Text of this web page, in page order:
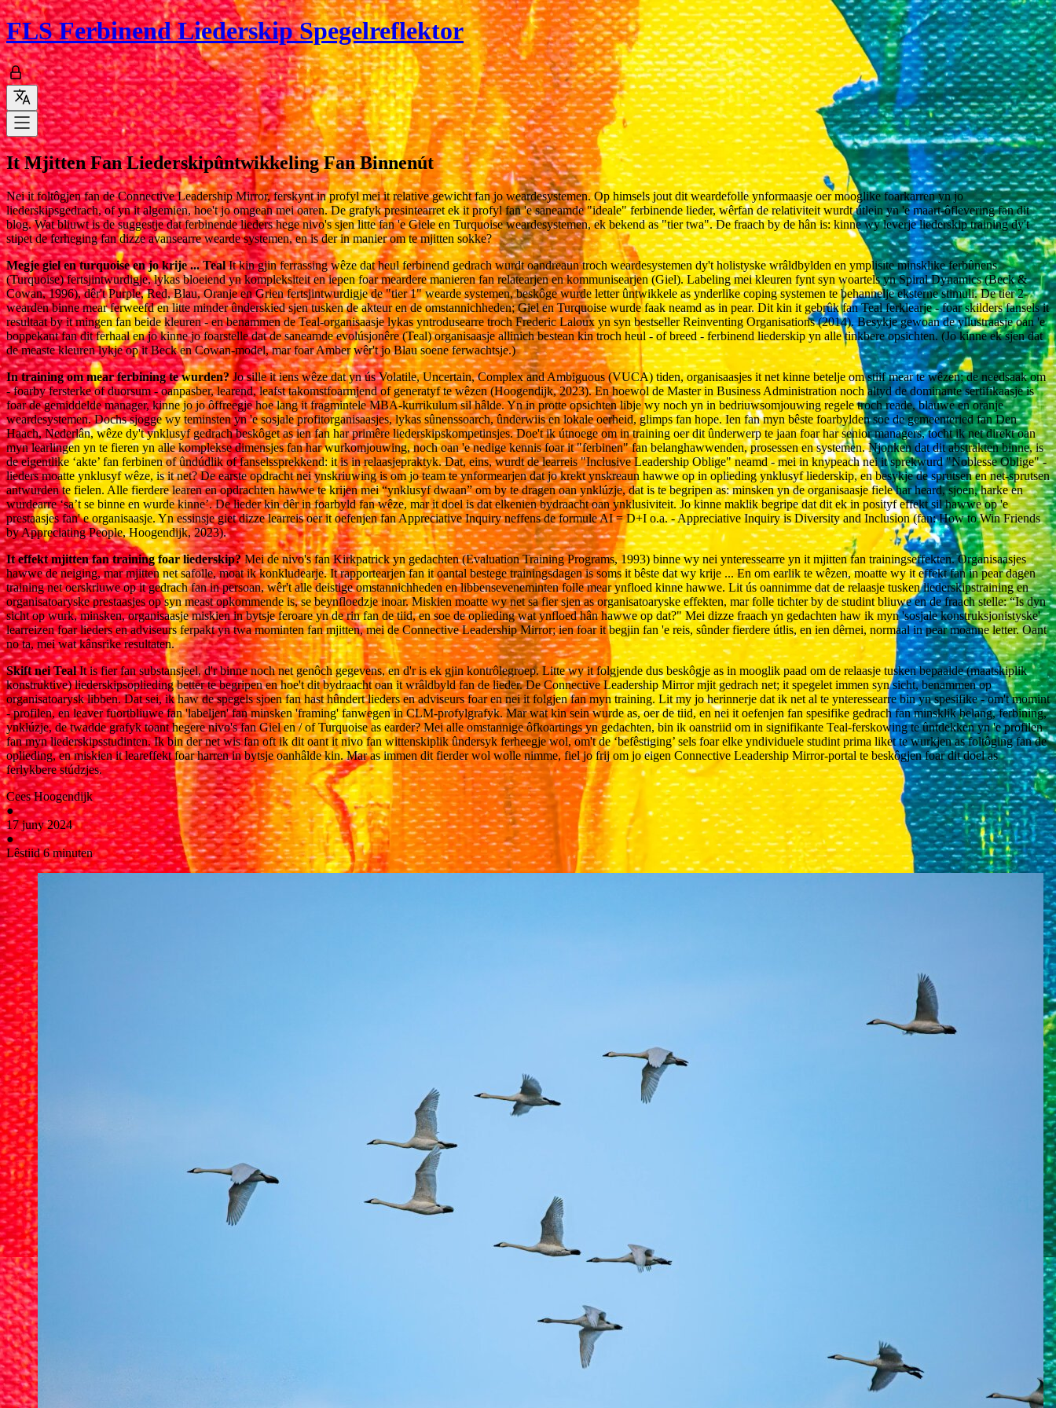
FLSFerbinend Liederskip Spegelreflektor
It Mjitten Fan Liederskipûntwikkeling Fan Binnenút
Nei it foltôgjen fan de Connective Leadership Mirror, ferskynt in profyl mei it relative gewicht fan jo weardesystemen. Op himsels jout dit weardefolle ynformaasje oer mooglike foarkarren yn jo
liederskipsgedrach, of yn it algemien, hoe't jo omgean mei oaren. De grafyk presintearret ek it profyl fan 'e saneamde "ideale" ferbinende lieder, wêrfan de relativiteit wurdt útlein yn 'e maart-ôflevering fan dit
blog. Wat bliuwt is de suggestje dat ferbinende lieders hege nivo's sjen litte fan 'e Giele en Turquoise weardesystemen, ek bekend as "tier twa". De fraach by de hân is: kinne wy ​​leverje liederskip training dy't
stipet de ferheging fan dizze avansearre wearde systemen, en is der in manier om te mjitten sokke?
Megje giel en turquoise en jo krije ... TealIt kin gjin ferrassing wêze dat heul ferbinend gedrach wurdt oandreaun troch weardesystemen dy't holistyske wrâldbylden en ymplisite minsklike ferbûnens
(Turquoise) fertsjintwurdigje, lykas bloeiend yn kompleksiteit en iepen foar meardere manieren fan relatearjen en kommunisearjen (Giel). Labeling mei kleuren fynt syn woartels yn Spiral Dynamics (Beck &
Cowan, 1996), dêr't Purple, Red, Blau, Oranje en Grien fertsjintwurdigje de "tier 1" wearde systemen, beskôge wurde letter ûntwikkele as ynderlike coping systemen te behannelje eksterne stimuli. De tier 2-
wearden binne mear ferweefd en litte minder ûnderskied sjen tusken de akteur en de omstannichheden; Giel en Turquoise wurde faak neamd as in pear. Dit kin it gebrûk fan Teal ferklearje - foar skilders fansels it
resultaat by it mingen fan beide kleuren - en benammen de Teal-organisaasje lykas yntrodusearre troch Frederic Laloux yn syn bestseller Reinventing Organisations (2014). Besykje gewoan de yllustraasje oan 'e
boppekant fan dit ferhaal en jo kinne jo foarstelle dat de saneamde evolúsjonêre (Teal) organisaasje allinich bestean kin troch heul - of breed - ferbinend liederskip yn alle tinkbere opsichten. (Jo kinne ek sjen dat
de measte kleuren lykje op it Beck en Cowan-model, mar foar Amber wêr't jo Blau soene ferwachtsje.)
In training om mear ferbining te wurden?Jo sille it iens wêze dat yn ús Volatile, Uncertain, Complex and Ambiguous (VUCA) tiden, organisaasjes it net kinne betelje om stiif mear te wêzen; de needsaak om
- foarby fersterke of duorsum - oanpasber, learend, leafst takomstfoarmjend of generatyf te wêzen (Hoogendijk, 2023). En hoewol de Master in Business Administration noch altyd de dominante sertifikaasje is
foar de gemiddelde manager, kinne jo jo ôffreegje hoe lang it fragmintele MBA-kurrikulum sil hâlde. Yn in protte opsichten libje wy noch yn in bedriuwsomjouwing regele troch reade, blauwe en oranje
weardesystemen. Dochs sjogge wy teminsten yn 'e sosjale profitorganisaasjes, lykas sûnenssoarch, ûnderwiis en lokale oerheid, glimps fan hope. Ien fan myn bêste foarbylden soe de gemeenteried fan Den
Haach, Nederlân, wêze dy't ynklusyf gedrach beskôget as ien fan har primêre liederskipskompetinsjes. Doe't ik útnoege om in training oer dit ûnderwerp te jaan foar har senior managers, tocht ik net direkt oan
myn learlingen yn te fieren yn alle komplekse dimensjes fan har wurkomjouwing, noch oan 'e nedige kennis foar it "ferbinen" fan belanghawwenden, prosessen en systemen. Njonken dat dit abstrakten binne, is
de eigentlike ‘akte’ fan ferbinen of ûndúdlik of fanselssprekkend: it is in relaasjepraktyk. Dat, eins, wurdt de learreis "Inclusive Leadership Oblige" neamd - mei in knypeach nei it sprekwurd "Noblesse Oblige" -
lieders moatte ynklusyf wêze, is it net? De earste opdracht nei ynskriuwing is om jo team te ynformearjen dat jo krekt ynskreaun hawwe op in oplieding ynklusyf liederskip, en besykje de sprutsen en net-sprutsen
antwurden te fielen. Alle fierdere learen en opdrachten hawwe te krijen mei “ynklusyf dwaan” om by te dragen oan ynklúzje, dat is te begripen as: minsken yn de organisaasje fiele har heard, sjoen, harke en
wurdearre ‘sa’t se binne en wurde kinne’. De lieder kin dêr in foarbyld fan wêze, mar it doel is dat elkenien bydraacht oan ynklusiviteit. Jo kinne maklik begripe dat dit ek in posityf effekt sil hawwe op 'e
prestaasjes fan' e organisaasje. Yn essinsje giet dizze learreis oer it oefenjen fan Appreciative Inquiry neffens de formule AI = D+I o.a. - Appreciative Inquiry is Diversity and Inclusion (fan: How to Win Friends
by Appreciating People, Hoogendijk, 2023).
It effekt mjitten fan training foar liederskip?Mei de nivo's fan Kirkpatrick yn gedachten (Evaluation Training Programs, 1993) binne wy ​​​​nei ynteressearre yn it mjitten fan trainingseffekten. Organisaasjes
hawwe de neiging, mar mjitten net safolle, moat ik konkludearje. It rapportearjen fan it oantal bestege trainingsdagen is soms it bêste dat wy krije ... En om earlik te wêzen, moatte wy it effekt fan in pear dagen
training net oerskriuwe op it gedrach fan in persoan, wêr't alle deistige omstannichheden en libbenseveneminten folle mear ynfloed kinne hawwe. Lit ús oannimme dat de relaasje tusken liederskipstraining en
organisatoaryske prestaasjes op syn meast opkommende is, se beynfloedzje inoar. Miskien moatte wy net sa fier sjen as organisatoaryske effekten, mar folle tichter by de studint bliuwe en de fraach stelle: “Is dyn
sicht op wurk, minsken, organisaasje miskien in bytsje feroare yn de rin fan de tiid, en soe de oplieding wat ynfloed hân hawwe op dat?" Mei dizze fraach yn gedachten haw ik myn 'sosjale konstruksjonistyske'
learreizen foar lieders en adviseurs ferpakt yn twa mominten fan mjitten, mei de Connective Leadership Mirror; ien foar it begjin fan 'e reis, sûnder fierdere útlis, en ien dêrnei, normaal in pear moanne letter. Oant
no ta, mei wat kânsrike resultaten.
Skift nei TealIt is fier fan substansjeel, d'r binne noch net genôch gegevens, en d'r is ek gjin kontrôlegroep. Litte wy it folgjende dus beskôgje as in mooglik paad om de relaasje tusken bepaalde (maatskiplik
konstruktive) liederskipsoplieding better te begripen en hoe't dit bydraacht oan it wrâldbyld fan de lieder. De Connective Leadership Mirror mjit gedrach net; it spegelet immen syn sicht, benammen op
organisatoarysk libben. Dat sei, ik haw de spegels sjoen fan hast hûndert lieders en adviseurs foar en nei it folgjen fan myn training. Lit my jo herinnerje dat ik net al te ynteressearre bin yn spesifike - om't momint
- profilen, en leaver fuortbliuwe fan 'labeljen' fan minsken 'framing' fanwegen in CLM-profylgrafyk. Mar wat kin sein wurde as, oer de tiid, en nei it oefenjen fan spesifike gedrach fan minsklik belang, ferbining,
ynklúzje, de twadde grafyk toant hegere nivo's fan Giel en / of Turquoise as earder? Mei alle omstannige ôfkoartings yn gedachten, bin ik oanstriid om in signifikante Teal-ferskowing te ûntdekken yn 'e profilen
fan myn liederskipsstudinten. Ik bin der net wis fan oft ik dit oant it nivo fan wittenskiplik ûndersyk ferheegje wol, om't de ‘befêstiging’ sels foar elke yndividuele studint prima liket te wurkjen as foltôging fan de
oplieding, en miskien it leareffekt foar harren in bytsje oanhâlde kin. Mar as immen dit fierder wol wolle nimme, fiel jo frij om jo eigen Connective Leadership Mirror-portal te beskôgjen foar dit doel as
ferlykbere stúdzjes.
Cees Hoogendijk
●
17 juny 2024
●
Lêstiid 6 minuten